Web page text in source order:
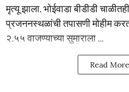
मृत्यू झाला. भोईवाडा बीडीडी
प्रजननस्थळांची तपासणी मोहीम
२.५५ वाजण्याच्या सुमाराला ...
Read More